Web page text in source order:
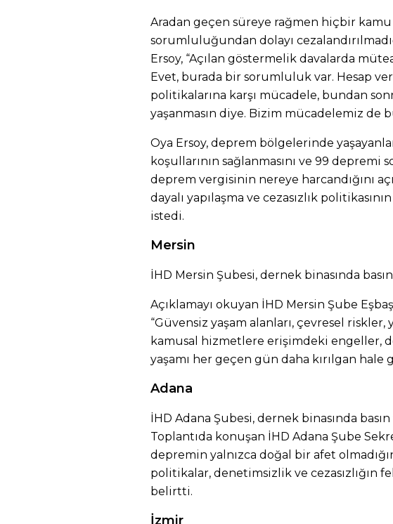
Aradan geçen süreye rağmen hiçbir
sorumluluğundan dolayı
Ersoy, “Açılan göstermelik davalarda
Evet, burada bir sorumluluk var. Hesap
politikalarına karşı mücadele, bundan
yaşanmasın diye. Bizim mücadelemiz de
Oya Ersoy, deprem bölgelerinde
koşullarının sağlanmasını ve 99 depremi
deprem vergisinin nereye harcandığını
dayalı yapılaşma ve cezasızlık politikasının
istedi.
Mersin
İHD Mersin Şubesi, dernek binasında
Açıklamayı okuyan İHD Mersin Şube
“Güvensiz yaşam alanları, çevresel riskler,
kamusal hizmetlere erişimdeki engeller,
yaşamı her geçen gün daha kırılgan
Adana
İHD Adana Şubesi, dernek binasında
Toplantıda konuşan İHD Adana Şube
depremin yalnızca doğal bir afet
politikalar, denetimsizlik ve cezasızlığın
belirtti.
İzmir